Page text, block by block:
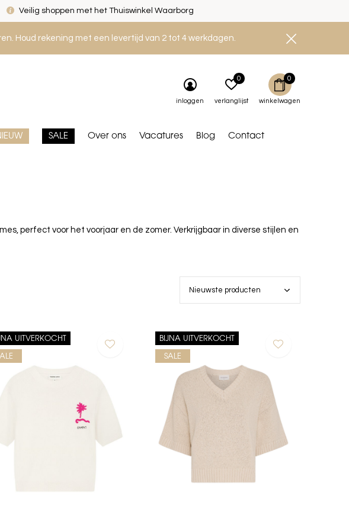
Houd rekening met een levertijd van 2 tot 4 werkdagen.
SALE Over ons Vacatures Blog Contact
inloggen verlanglijst
0
winkelwagen
0
Veilig shoppen met het Thuiswinkel Waarborg
perfect voor het voorjaar en de zomer. Verkrijgbaar in diverse stijlen en
UITVERKOCHT BIJNA UITVERKOCHT
SALE